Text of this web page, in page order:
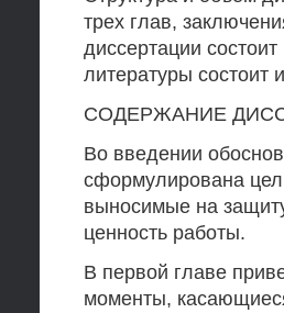
трех глав,
диссертации
литературы состоит
СОДЕРЖАНИЕ
Во введении
сформулирована
выносимые на
ценность работы.
В первой главе
моменты,